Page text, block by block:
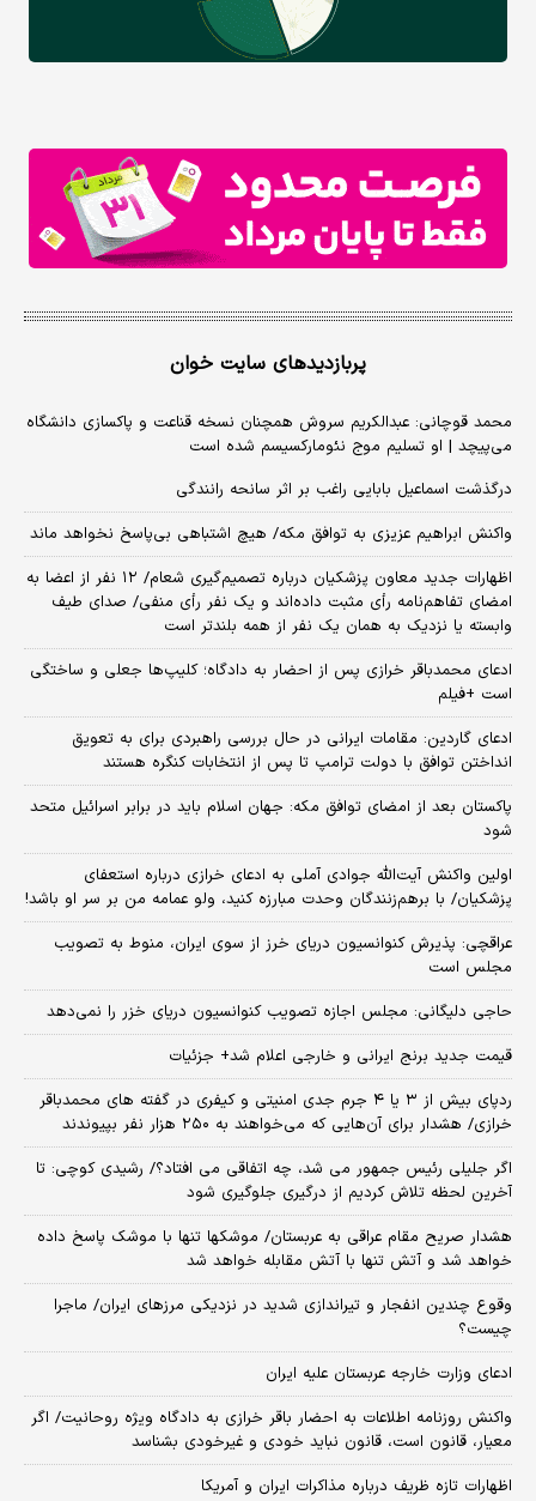
پربازدیدهای سایت خوان
محمد قوچانی: عبدالکریم سروش همچنان نسخه قناعت و پاکسازی دانشگاه
می‌پیچد | او تسلیم موج نئومارکسیسم شده است
درگذشت اسماعیل بابایی راغب بر اثر سانحه رانندگی
واکنش ابراهیم عزیزی به توافق مکه/ هیچ اشتباهی بی‌پاسخ نخواهد ماند
اظهارات جدید معاون پزشکیان درباره تصمیم‌گیری شعام/ ۱۲ نفر از اعضا به
امضای تفاهم‌نامه رأی مثبت داده‌اند و یک نفر رأی منفی/ صدای طیف
وابسته یا نزدیک به همان یک نفر از همه بلندتر است
ادعای محمدباقر خرازی پس از احضار به دادگاه؛ کلیپ‌ها جعلی و ساختگی
است +فیلم
ادعای گاردین: مقامات ایرانی در حال بررسی راهبردی برای به تعویق
انداختن توافق با دولت ترامپ تا پس از انتخابات کنگره هستند
پاکستان بعد از امضای توافق مکه: جهان اسلام باید در برابر اسرائیل متحد
شود
اولین واکنش آیت‌الله جوادی آملی به ادعای خرازی درباره استعفای
پزشکیان/ با برهم‌زنندگان وحدت مبارزه کنید، ولو عمامه من بر سر او باشد!
عراقچی: پذیرش کنوانسیون دریای خرز از سوی ایران، منوط به تصویب
مجلس است
حاجی دلیگانی: مجلس اجازه تصویب کنوانسیون دریای خزر را نمی‌دهد
قیمت جدید برنج ایرانی و خارجی اعلام شد+ جزئیات
ردپای بیش از ۳ یا ۴ جرم جدی امنیتی و کیفری در گفته های محمدباقر
خرازی/ هشدار برای آن‌هایی که می‌خواهند به ۲۵۰ هزار نفر بپیوندند
اگر جلیلی رئیس جمهور می شد، چه اتفاقی می افتاد؟/ رشیدی کوچی: تا
آخرین لحظه تلاش کردیم از درگیری جلوگیری شود
هشدار صریح مقام عراقی به عربستان/ موشکها تنها با موشک پاسخ داده
خواهد شد و آتش تنها با آتش مقابله خواهد شد
وقوع چندین انفجار و تیراندازی شدید در نزدیکی مرز‌های ایران/ ماجرا
چیست؟
ادعای وزارت خارجه عربستان علیه ایران
واکنش روزنامه اطلاعات به احضار باقر خرازی به دادگاه ویژه روحانیت/ اگر
معیار، قانون است، قانون نباید خودی و غیرخودی بشناسد
اظهارات تازه ظریف درباره مذاکرات ایران و آمریکا